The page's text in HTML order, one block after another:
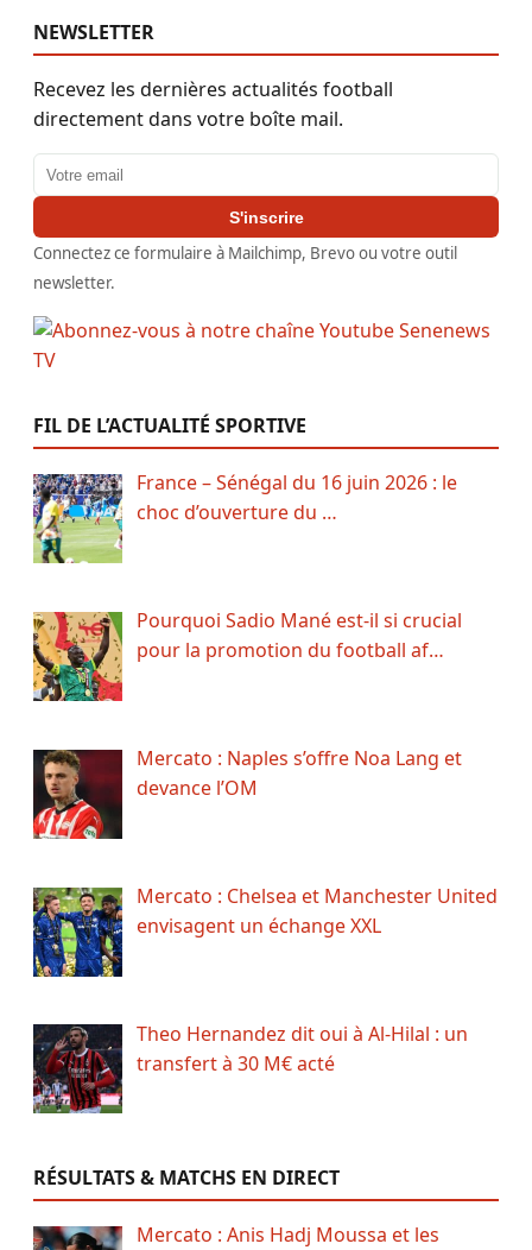
NEWSLETTER
Recevez les dernières actualités football
directement dans votre boîte mail.
Adresse email
S'inscrire
Connectez ce formulaire à Mailchimp, Brevo ou votre outil
newsletter.
FIL DE L’ACTUALITÉ SPORTIVE
France – Sénégal du 16 juin 2026 : le
choc d’ouverture du …
Pourquoi Sadio Mané est-il si crucial
pour la promotion du football af…
Mercato : Naples s’offre Noa Lang et
devance l’OM
Mercato : Chelsea et Manchester United
envisagent un échange XXL
Theo Hernandez dit oui à Al-Hilal : un
transfert à 30 M€ acté
RÉSULTATS & MATCHS EN DIRECT
Mercato : Anis Hadj Moussa et les